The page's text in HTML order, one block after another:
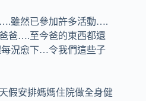
雖然已參加許多活動….
爸….至今爸的東西都還
況愈下…令我們這些子
假安排媽媽住院做全身健